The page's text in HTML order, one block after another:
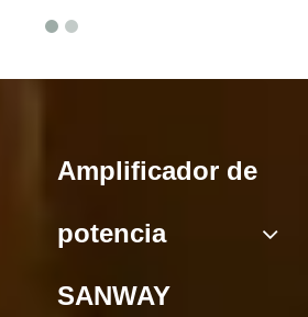
Amplificador de
potencia
SANWAY